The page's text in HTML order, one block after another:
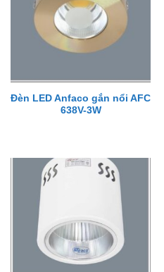
Đèn LED Anfaco gắn nổi AFC
638V-3W